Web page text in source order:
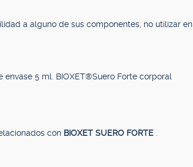
a alguno de sus componentes, no utilizar en
5 ml. BIOXET®Suero Forte corporal
con BIOXET SUERO FORTE